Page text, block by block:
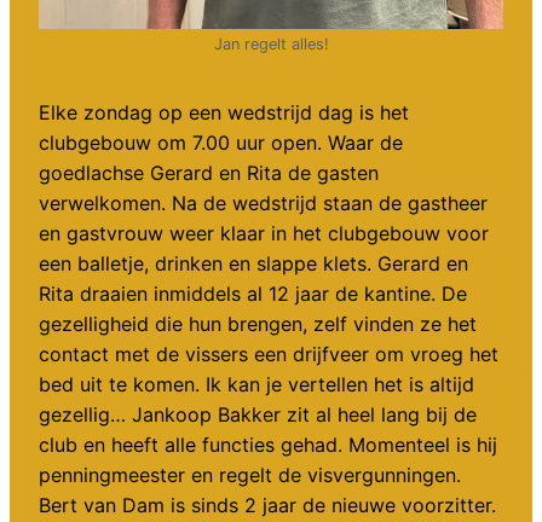
Jan regelt alles!
Elke zondag op een wedstrijd dag is het
clubgebouw om 7.00 uur open. Waar de
goedlachse Gerard en Rita de gasten
verwelkomen. Na de wedstrijd staan de gastheer
en gastvrouw weer klaar in het clubgebouw voor
een balletje, drinken en slappe klets. Gerard en
Rita draaien inmiddels al 12 jaar de kantine. De
gezelligheid die hun brengen, zelf vinden ze het
contact met de vissers een drijfveer om vroeg het
bed uit te komen. Ik kan je vertellen het is altijd
gezellig… Jankoop Bakker zit al heel lang bij de
club en heeft alle functies gehad. Momenteel is hij
penningmeester en regelt de visvergunningen.
Bert van Dam is sinds 2 jaar de nieuwe voorzitter.